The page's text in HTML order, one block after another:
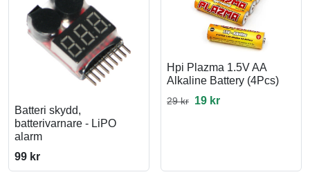
Batteri skydd,
batterivarnare - LiPO
alarm
99 kr
Hpi Plazma 1.5V AA
Alkaline Battery (4Pcs)
29 kr 19 kr